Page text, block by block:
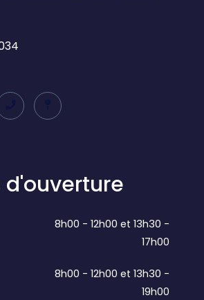
d'ouverture
8h00 - 12h00 et 13h30 -
17h00
8h00 - 12h00 et 13h30 -
19h00